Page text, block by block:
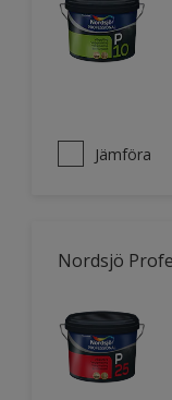
Jämföra
Nordsjö